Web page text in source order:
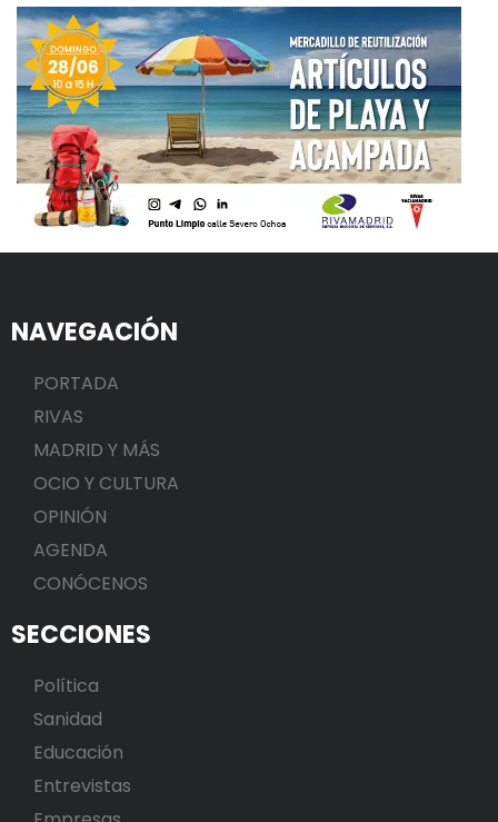
NAVEGACIÓN
PORTADA
RIVAS
MADRID Y MÁS
OCIO Y CULTURA
OPINIÓN
AGENDA
CONÓCENOS
SECCIONES
Política
Sanidad
Educación
Entrevistas